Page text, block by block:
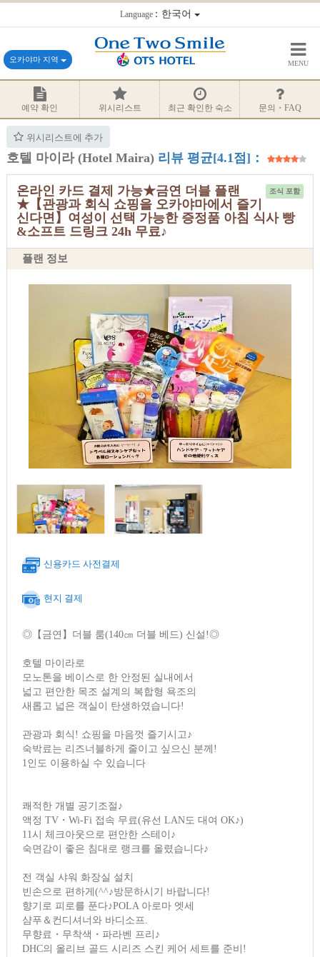
Language：한국어
오카야마 지역 MENU
예약 확인 위시리스트 최근 확인한 숙소 문의・FAQ
위시리스트에 추가
호텔 마이라 (Hotel Maira) 리뷰 평균[4.1점]：
조식 포함
온라인 카드 결제 가능★금연 더블 플랜
★【관광과 회식 쇼핑을 오카야마에서 즐기
신다면】여성이 선택 가능한 증정품 아침 식사 빵
&소프트 드링크 24h 무료♪
플랜 정보
신용카드 사전결제
현지 결제
◎【금연】더블 룸(140㎝ 더블 베드) 신설!◎
호텔 마이라로
모노톤을 베이스로 한 안정된 실내에서
넓고 편안한 목조 설계의 복합형 욕조의
새롭고 넓은 객실이 탄생하였습니다!
관광과 회식! 쇼핑을 마음껏 즐기시고♪
숙박료는 리즈너블하게 줄이고 싶으신 분께!
1인도 이용하실 수 있습니다
쾌적한 개별 공기조절♪
액정 TV・Wi-Fi 접속 무료(유선 LAN도 대여 OK♪)
11시 체크아웃으로 편안한 스테이♪
숙면감이 좋은 침대로 랭크를 올렸습니다♪
전 객실 샤워 화장실 설치
빈손으로 편하게(^^♪방문하시기 바랍니다!
향기로 피로를 푼다♪POLA 아로마 엣세
샴푸＆컨디셔너와 바디소프.
무향료・무착색・파라벤 프리♪
DHC의 올리브 골드 시리즈 스킨 케어 세트를 준비!